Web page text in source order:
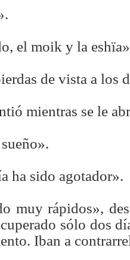
el moik y la
de vista a los
mientras se le
ha sido agotador».
muy rápidos»,
sólo dos
Iban a